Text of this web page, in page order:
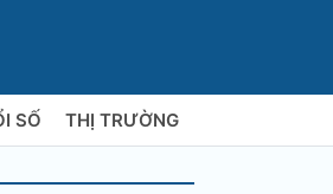
SỐ THỊ TRƯỜNG